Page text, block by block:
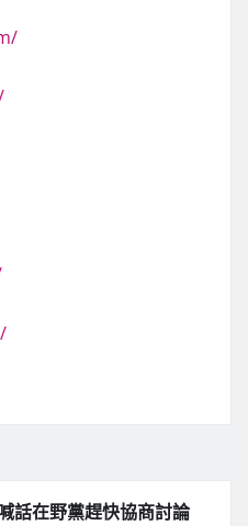
話在野黨趕快協商討論